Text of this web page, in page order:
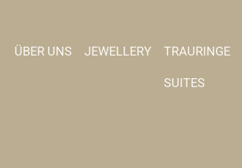
ÜBER UNS JEWELLERY TRAURINGE
SUITES